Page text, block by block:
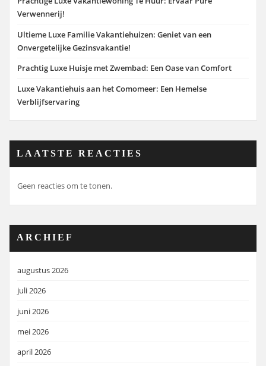
Verwennerij!
Ultieme Luxe Familie Vakantiehuizen: Geniet van een
Onvergetelijke Gezinsvakantie!
Prachtig Luxe Huisje met Zwembad: Een Oase van Comfort
Luxe Vakantiehuis aan het Comomeer: Een Hemelse
Verblijfservaring
LAATSTE REACTIES
Geen reacties om te tonen.
ARCHIEF
augustus 2026
juli 2026
juni 2026
mei 2026
april 2026